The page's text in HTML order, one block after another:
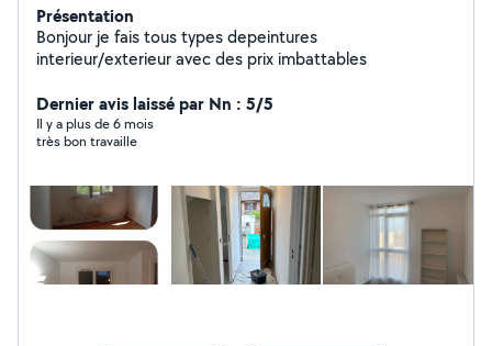
Présentation
Bonjour je fais tous types depeintures
interieur/exterieur avec des prix imbattables
Dernier avis laissé par Nn : 5/5
Il y a plus de 6 mois
très bon travaille